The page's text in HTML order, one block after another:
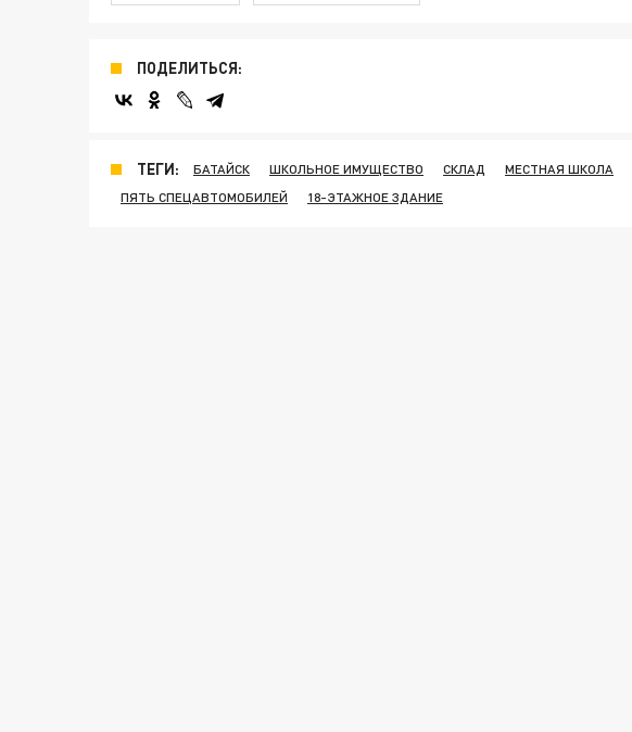
ПОДЕЛИТЬСЯ:
ТЕГИ: БАТАЙСК ШКОЛЬНОЕ ИМУЩЕСТВО СКЛАД МЕСТНАЯ ШКОЛА
ПЯТЬ СПЕЦАВТОМОБИЛЕЙ
18-ЭТАЖНОЕ ЗДАНИЕ